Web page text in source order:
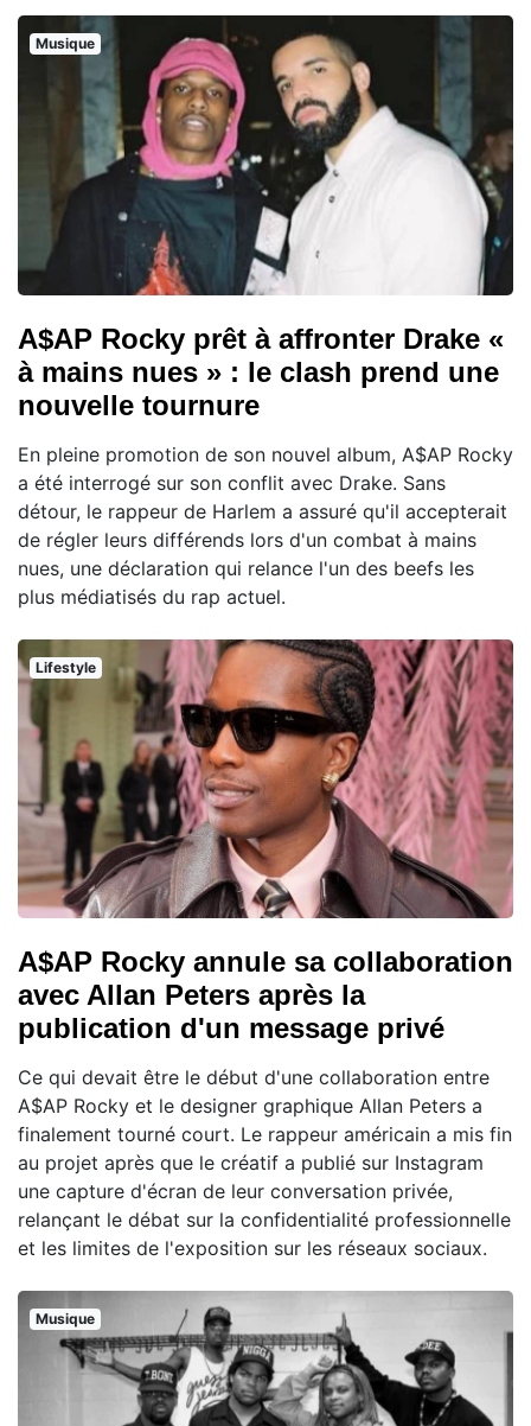
Musique
A$AP Rocky prêt à affronter Drake «
à mains nues » : le clash prend une
nouvelle tournure
En pleine promotion de son nouvel album, A$AP Rocky
a été interrogé sur son conflit avec Drake. Sans
détour, le rappeur de Harlem a assuré qu'il accepterait
de régler leurs différends lors d'un combat à mains
nues, une déclaration qui relance l'un des beefs les
plus médiatisés du rap actuel.
Lifestyle
A$AP Rocky annule sa collaboration
avec Allan Peters après la
publication d'un message privé
Ce qui devait être le début d'une collaboration entre
A$AP Rocky et le designer graphique Allan Peters a
finalement tourné court. Le rappeur américain a mis fin
au projet après que le créatif a publié sur Instagram
une capture d'écran de leur conversation privée,
relançant le débat sur la confidentialité professionnelle
et les limites de l'exposition sur les réseaux sociaux.
Musique